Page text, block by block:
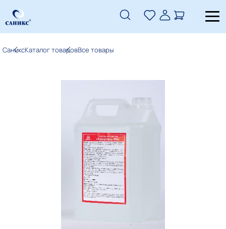
СаниксКаталог товаровВсе товары